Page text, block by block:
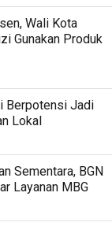
Wali Kota
Gunakan Produk
Berpotensi Jadi
Lokal
Sementara, BGN
Layanan MBG